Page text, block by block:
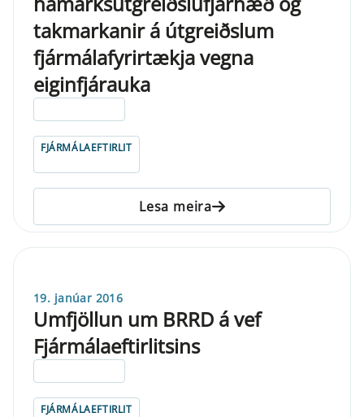
takmarkanir á útgreiðslum
fjármálafyrirtækja vegna
eiginfjárauka
FJÁRMÁLAEFTIRLIT
Lesa meira
19. janúar 2016
Umfjöllun um BRRD á vef
Fjármálaeftirlitsins
FJÁRMÁLAEFTIRLIT